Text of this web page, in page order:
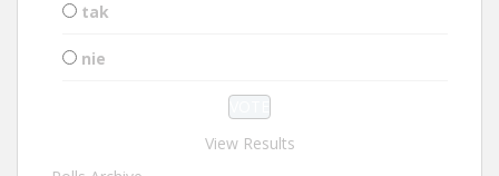
tak
nie
View Results